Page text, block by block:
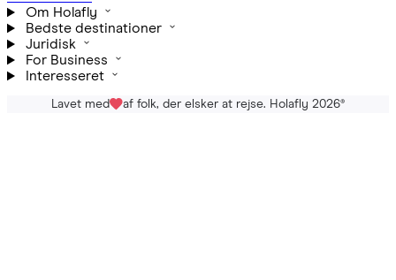
Om Holafly
Bedste destinationer
Juridisk
For Business
Interesseret
Lavet med af folk, der elsker at rejse. Holafly 2026®